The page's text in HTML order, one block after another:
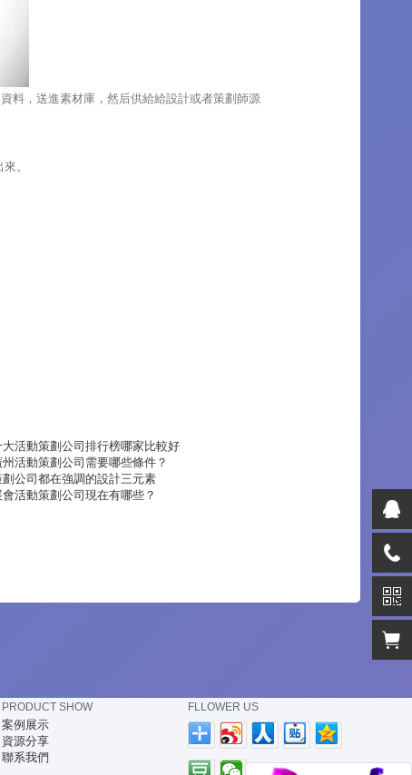
料，送進素材庫，然后供給給設計或者策劃師源
。
大活動策劃公司排行榜哪家比較好
活動策劃公司需要哪些條件？
公司都在強調的設計三元素
活動策劃公司現在有哪些？
PRODUCT SHOW
案例展示
資源分享
聯系我們
FLLOWER US